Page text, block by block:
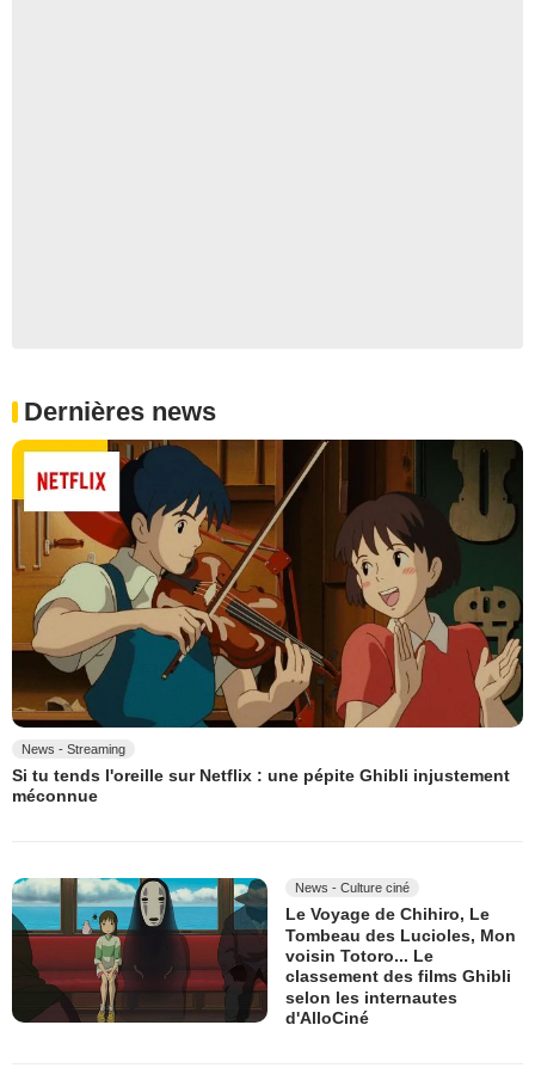
Dernières news
News - Streaming
Si tu tends l'oreille sur Netflix : une pépite Ghibli injustement
méconnue
News - Culture ciné
Le Voyage de Chihiro, Le
Tombeau des Lucioles, Mon
voisin Totoro... Le
classement des films Ghibli
selon les internautes
d'AlloCiné